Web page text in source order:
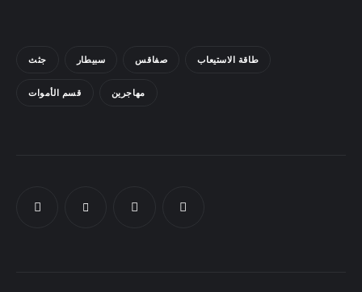
جثث سبيطار صفاقس طاقة الاستيعاب
قسم الأموات مهاجرين